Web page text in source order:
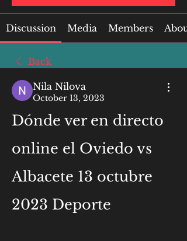
Discussion Media Members About
Back
Nila Nilova
October 13, 2023
Dónde ver en directo
online el Oviedo vs
Albacete 13 octubre
2023 Deporte